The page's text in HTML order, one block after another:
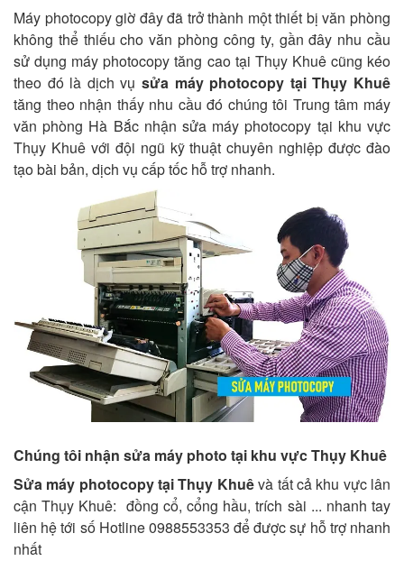
Máy photocopy giờ đây đã trở thành một thiết bị văn phòng
không thể thiếu cho văn phòng công ty, gần đây nhu cầu
sử dụng máy photocopy tăng cao tại Thụy Khuê cũng kéo
theo đó là dịch vụ sửa máy photocopy tại Thụy Khuê
tăng theo nhận thấy nhu cầu đó chúng tôi Trung tâm máy
văn phòng Hà Bắc nhận sửa máy photocopy tại khu vực
Thụy Khuê với đội ngũ kỹ thuật chuyên nghiệp được đào
tạo bài bản, dịch vụ cấp tốc hỗ trợ nhanh.
Chúng tôi nhận sửa máy photo tại khu vực Thụy Khuê
Sửa máy photocopy tại Thụy Khuêvà tất cả khu vực lân
cận Thụy Khuê: đồng cổ, cổng hầu, trích sài ... nhanh tay
liên hệ tới số Hotline 0988553353 để được sự hỗ trợ nhanh
nhất